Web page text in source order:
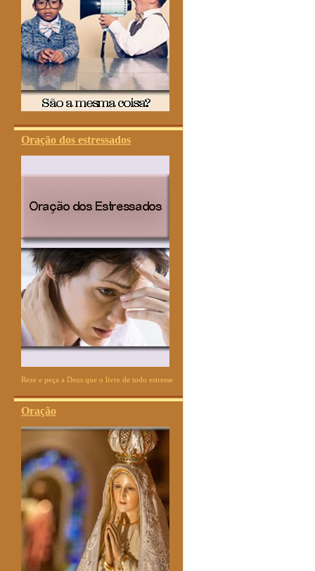
Oração dos estressados
Reze e peça a Deus que o livre de todo estresse
Oração